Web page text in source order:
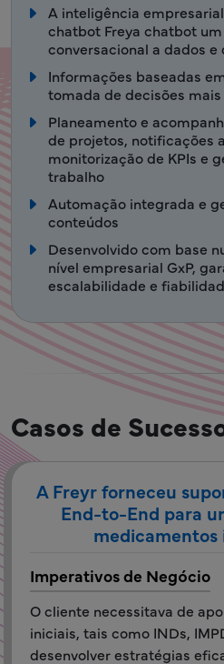
A inteligência
chatbot Freya chatbot
conversacional a dados e
Informações baseadas
tomada de decisões
Planeamento e
de projetos, notificações
monitorização de KPIs e
trabalho
Automação integrada e
conteúdos
Desenvolvido com base
nível empresarial GxP,
escalabilidade e
Casos de
A Freyr forneceu
End-to-End para
medicamentos
Imperativos de Negócio
O cliente necessitava de
iniciais, tais como INDs,
desenvolver estratégias